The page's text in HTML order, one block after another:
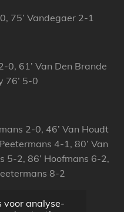
voor analyse-
75’ Vandegaer 2-1
0, 61’ Van Den Brande
76’ 5-0
2-0, 46’ Van Houdt
4-1, 80’ Van
5-2, 86’ Hoofmans 6-2,
8-2